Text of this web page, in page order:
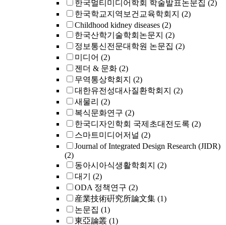
한국멀티미디어학회 학술발표논문집 (2)
한국학교지역보건교육학회지 (2)
Childhood kidney diseases (2)
한국산학기술학회논문지 (2)
정보통신전문대학원 논문집 (2)
미디어 (2)
젠더 & 문화 (2)
무역통상학회지 (2)
대한유전성대사질환학회지 (2)
새물리 (2)
복식문화연구 (2)
한국디자인학회 국제초대전도록 (2)
스마트미디어저널 (2)
Journal of Integrated Design Research (JIDR)
(2)
동아시아식생활학회지 (2)
대기
(2)
ODA 정책연구 (2)
産業技術硏究所論文集 (1)
논문집 (1)
東亞論叢 (1)